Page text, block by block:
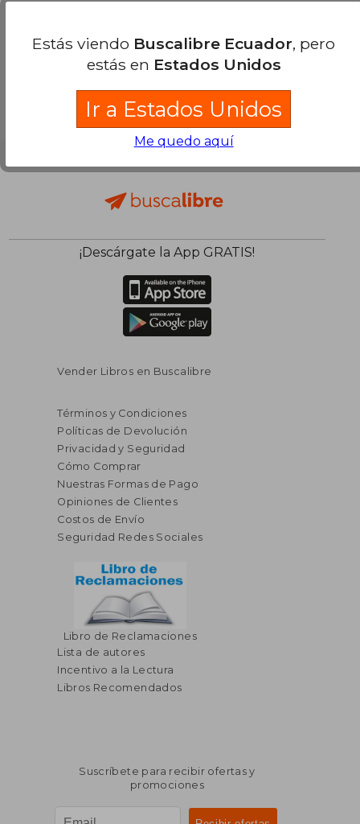
¡Descárgate la App GRATIS!
Vender Libros en Buscalibre
Términos y Condiciones
Políticas de Devolución
Privacidad y Seguridad
Cómo Comprar
Nuestras Formas de Pago
Opiniones de Clientes
Costos de Envío
Seguridad Redes Sociales
Libro de Reclamaciones
Lista de autores
Incentivo a la Lectura
Libros Recomendados
Suscríbete para recibir ofertas y
promociones
Estás viendo Buscalibre Ecuador, pero
estás en Estados Unidos
Ir a Estados Unidos
Me quedo aquí